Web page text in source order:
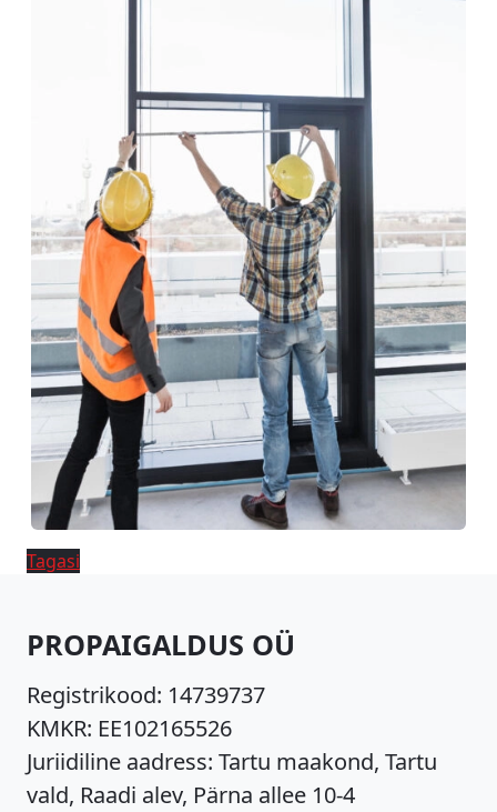
Tagasi
PROPAIGALDUS OÜ
Registrikood: 14739737
KMKR: EE102165526
Juriidiline aadress: Tartu maakond, Tartu
vald, Raadi alev, Pärna allee 10-4